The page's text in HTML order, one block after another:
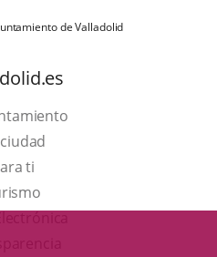
de Valladolid
ti
Este
enlaceEnlace